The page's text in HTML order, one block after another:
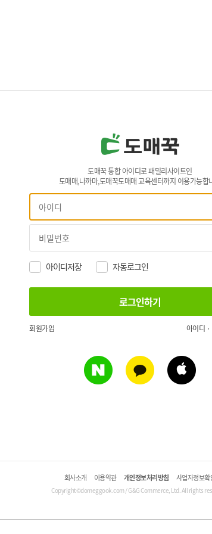
도매꾹 통합 아이디로 패밀리사이트인
도매매,나까마,도매꾹도매매 교육센터까지 이용가능합
아이디저장 자동로그인
회원가입 아이디
회사소개 이용약관 개인정보처리방침 사업자정보확
Copyright©domeggook.com / G&G Commerce, Ltd. All rights